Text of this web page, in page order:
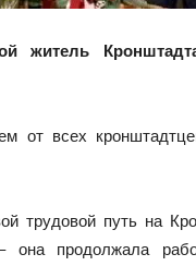
житель
от всех
трудовой путь на
она продолжала